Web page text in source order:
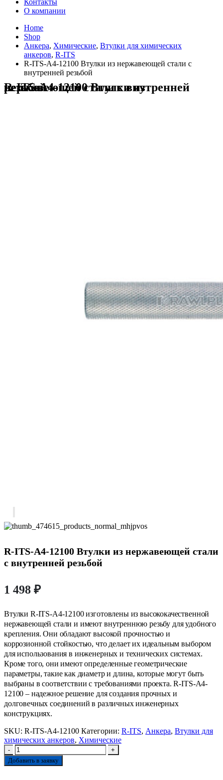
Контакты
О компании
Home
Shop
Анкера, Химические, Втулки для химических
анкеров, R-ITS
R-ITS-A4-12100 Втулки из нержавеющей стали с
внутренней резьбой
R-ITS-A4-12100 Втулки из нержавеющей стали с внутренней резьбой
R-ITS-A4-12100 Втулки из нержавеющей стали
с внутренней резьбой
1 498 ₽
Втулки R-ITS-A4-12100 изготовлены из высококачественной
нержавеющей стали и имеют внутреннюю резьбу для удобного
крепления. Они обладают высокой прочностью и
коррозионной стойкостью, что делает их идеальным выбором
для использования в инженерных и технических системах.
Кроме того, они имеют определенные геометрические
параметры, такие как диаметр и длина, которые могут быть
выбраны в соответствии с требованиями проекта. R-ITS-A4-
12100 – надежное решение для создания прочных и
долговечных соединений в различных инженерных
конструкциях.
SKU: R-ITS-A4-12100 Категории: R-ITS, Анкера, Втулки для
химических анкеров, Химические
-
+
Добавить в заявку